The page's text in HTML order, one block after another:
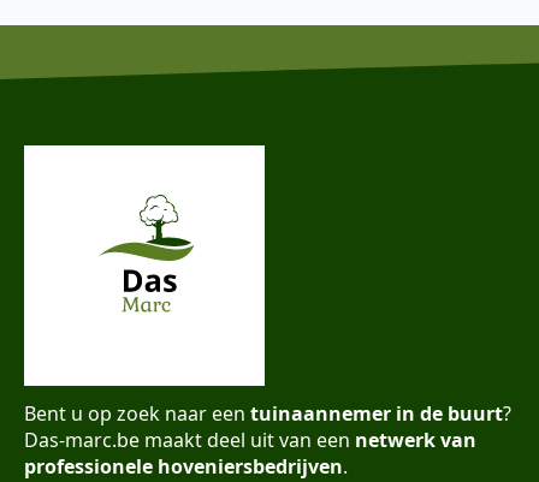
Bent u op zoek naar een tuinaannemer in de buurt?
Das-marc.be maakt deel uit van een netwerk van
professionele hoveniersbedrijven.